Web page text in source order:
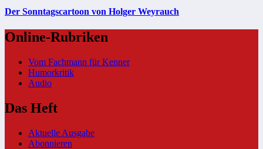
Der Sonntagscartoon von Holger Weyrauch
Online-Rubriken
Vom Fachmann für Kenner
Humorkritik
Audio
Das Heft
Aktuelle Ausgabe
Abonnieren